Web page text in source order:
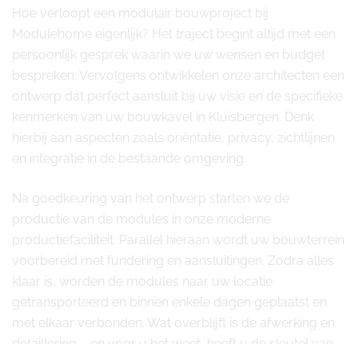
Hoe verloopt een modulair bouwproject bij
Modulehome eigenlijk? Het traject begint altijd met een
persoonlijk gesprek waarin we uw wensen en budget
bespreken. Vervolgens ontwikkelen onze architecten een
ontwerp dat perfect aansluit bij uw visie en de specifieke
kenmerken van uw bouwkavel in Kluisbergen. Denk
hierbij aan aspecten zoals oriëntatie, privacy, zichtlijnen
en integratie in de bestaande omgeving.
Na goedkeuring van het ontwerp starten we de
productie van de modules in onze moderne
productiefaciliteit. Parallel hieraan wordt uw bouwterrein
voorbereid met fundering en aansluitingen. Zodra alles
klaar is, worden de modules naar uw locatie
getransporteerd en binnen enkele dagen geplaatst en
met elkaar verbonden. Wat overblijft is de afwerking en